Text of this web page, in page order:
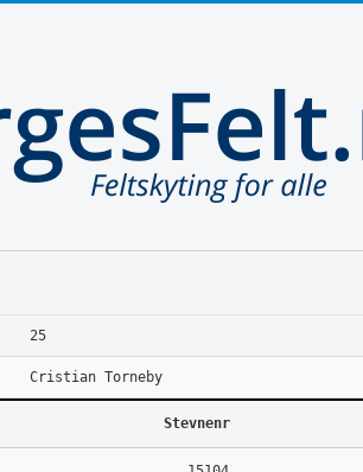
25
Cristian Torneby
Stevnenr